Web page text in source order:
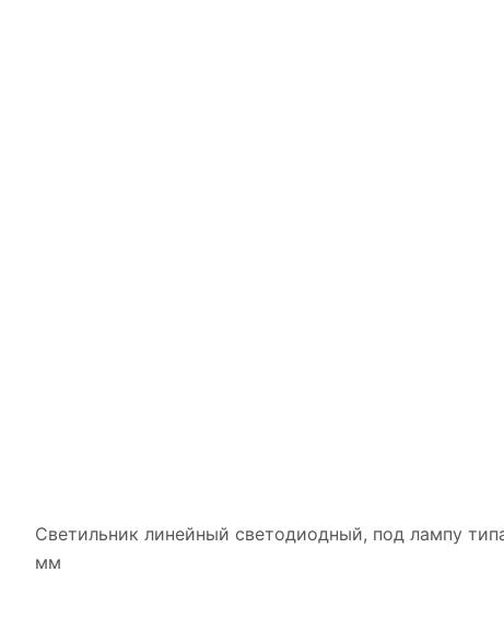
Светильник линейный светодиодный, под лампу
мм